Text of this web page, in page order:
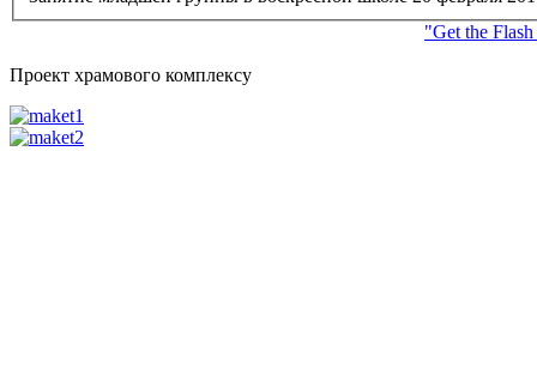
"Get the
Проект храмового комплексу